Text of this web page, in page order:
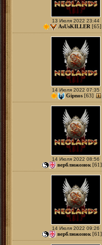
13 Июля 2022 23:44
AsUsKILLER [65]
14 Июля 2022 07:35
Gipnos [63]
14 Июля 2022 08:56
верблюжонок [61]
14 Июля 2022 09:26
верблюжонок [61]